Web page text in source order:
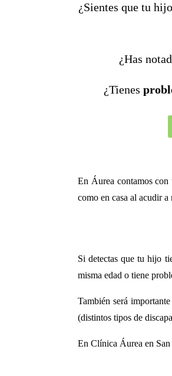
¿Sientes que tu
¿Has
¿Tienes
En Áurea contamos con
como en casa al acudir a
Si detectas que tu hijo
misma edad o tiene
También será
(distintos tipos de
En Clínica Áurea en San